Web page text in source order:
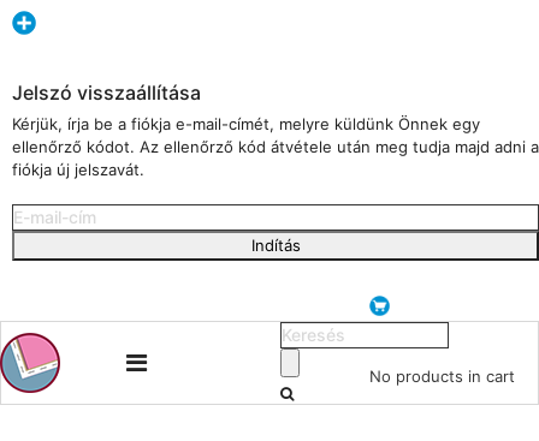
Jelszó visszaállítása
Kérjük, írja be a fiókja e-mail-címét, melyre küldünk Önnek egy
ellenőrző kódot. Az ellenőrző kód átvétele után meg tudja majd adni a
fiókja új jelszavát.
Indítás
No products in cart